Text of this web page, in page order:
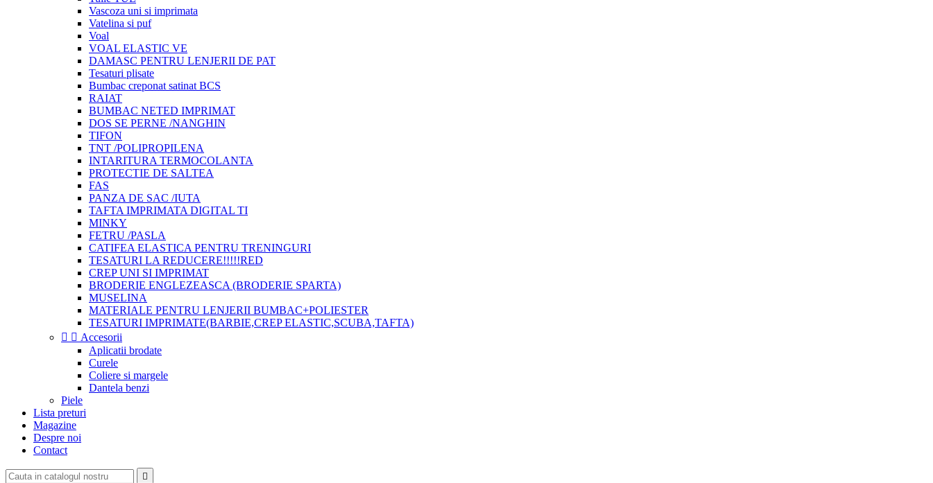
Vascoza uni si imprimata
Vatelina si puf
Voal
VOAL ELASTIC VE
DAMASC PENTRU LENJERII DE PAT
Tesaturi plisate
Bumbac creponat satinat BCS
RAIAT
BUMBAC NETED IMPRIMAT
DOS SE PERNE /NANGHIN
TIFON
TNT /POLIPROPILENA
INTARITURA TERMOCOLANTA
PROTECTIE DE SALTEA
FAS
PANZA DE SAC /IUTA
TAFTA IMPRIMATA DIGITAL TI
MINKY
FETRU /PASLA
CATIFEA ELASTICA PENTRU TRENINGURI
TESATURI LA REDUCERE!!!!!RED
CREP UNI SI IMPRIMAT
BRODERIE ENGLEZEASCA (BRODERIE SPARTA)
MUSELINA
MATERIALE PENTRU LENJERII BUMBAC+POLIESTER
TESATURI IMPRIMATE(BARBIE,CREP ELASTIC,SCUBA,TAFTA)
  Accesorii
Aplicatii brodate
Curele
Coliere si margele
Dantela benzi
Piele
Lista preturi
Magazine
Despre noi
Contact
